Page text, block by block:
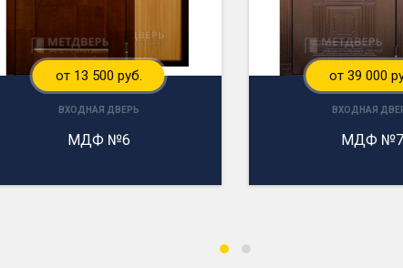
от 13 500 руб.
ВХОДНАЯ ДВЕРЬ
МДФ №6
от 39 000
ВХОДНАЯ
МДФ №7